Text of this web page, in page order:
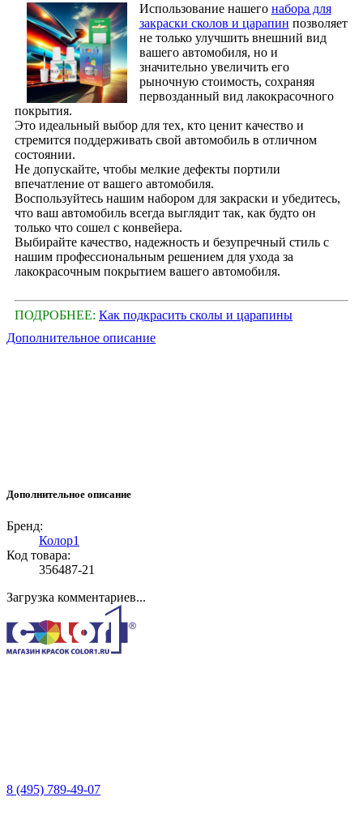
Использование нашего набора для
закраски сколов и царапин позволяет
не только улучшить внешний вид
вашего автомобиля, но и
значительно увеличить его
рыночную стоимость, сохраняя
первозданный вид лакокрасочного
покрытия.
Это идеальный выбор для тех, кто ценит качество и
стремится поддерживать свой автомобиль в отличном
состоянии.
Не допускайте, чтобы мелкие дефекты портили
впечатление от вашего автомобиля.
Воспользуйтесь нашим набором для закраски и убедитесь,
что ваш автомобиль всегда выглядит так, как будто он
только что сошел с конвейера.
Выбирайте качество, надежность и безупречный стиль с
нашим профессиональным решением для ухода за
лакокрасочным покрытием вашего автомобиля.
ПОДРОБНЕЕ: Как подкрасить сколы и царапины
Дополнительное описание
Дополнительное описание
Бренд:
Колор1
Код товара:
356487-21
Загрузка комментариев...
8 (495) 789-49-07